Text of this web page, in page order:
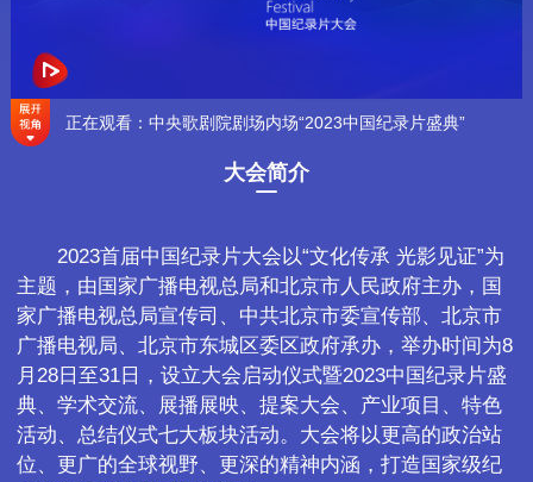
正在观看：中央歌剧院剧场内场“2023中国纪录片盛典”
大会简介
2023首届中国纪录片大会以“文化传承 光影见证”为
主题，由国家广播电视总局和北京市人民政府主办，国
家广播电视总局宣传司、中共北京市委宣传部、北京市
广播电视局、北京市东城区委区政府承办，举办时间为8
月28日至31日，设立大会启动仪式暨2023中国纪录片盛
典、学术交流、展播展映、提案大会、产业项目、特色
活动、总结仪式七大板块活动。大会将以更高的政治站
位、更广的全球视野、更深的精神内涵，打造国家级纪